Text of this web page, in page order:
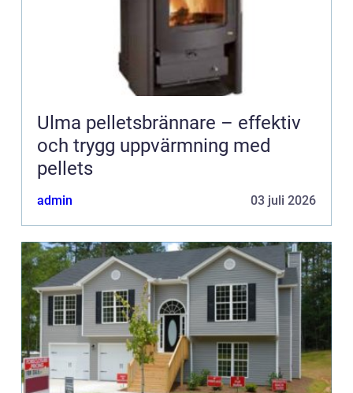
Ulma pelletsbrännare – effektiv
och trygg uppvärmning med
pellets
admin 03 juli 2026